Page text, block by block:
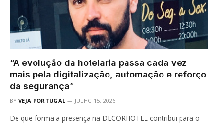
“A evolução da hotelaria passa cada vez
mais pela digitalização, automação e reforço
da segurança”
BY VEJA PORTUGAL JULHO 15, 2026
De que forma a presença na DECORHOTEL contribui para o